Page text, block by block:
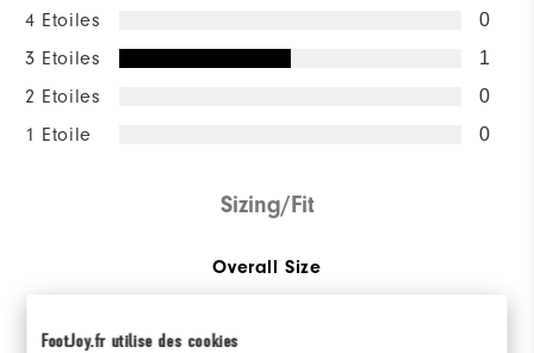
FootJoy.fr utilise des cookies
4 Etoiles 0
3 Etoiles 1
2 Etoiles 0
1 Etoile 0
Sizing/Fit
Overall Size